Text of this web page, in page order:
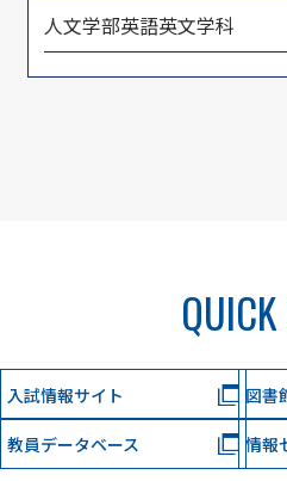
人文学部英語英文学科
入試情報サイト 図書
教員データベース 情報